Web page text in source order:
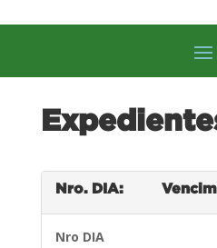
Nro. DIA:
Nro DIA